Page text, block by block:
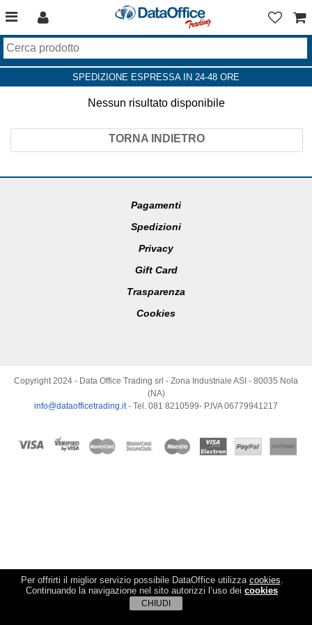
Per offrirti il miglior servizio possibile DataOffice utilizza cookies.
Continuando la navigazione nel sito autorizzi l’uso dei cookies
CHIUDI
SPEDIZIONE ESPRESSA IN 24-48 ORE
Nessun risultato disponibile
TORNA INDIETRO
Pagamenti
Spedizioni
Privacy
Gift Card
Trasparenza
Cookies
Copyright 2024 - Data Office Trading srl - Zona Industriale ASI - 80035 Nola
(NA)
info@dataofficetrading.it- Tel. 081 8210599- P.IVA 06779941217